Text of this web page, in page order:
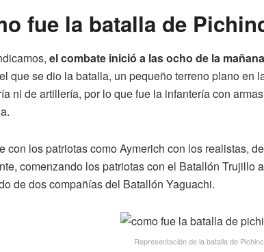
fue la batalla de
el combate inició a las ocho de la mañana
que se dio la batalla, un pequeño terreno plano en
ni de artillería, por lo que fue la infantería con
con los patriotas como Aymerich con los realistas,
comenzando los patriotas con el Batallón Trujillo
de dos compañías del Batallón Yaguachi.
Representación de la batalla de